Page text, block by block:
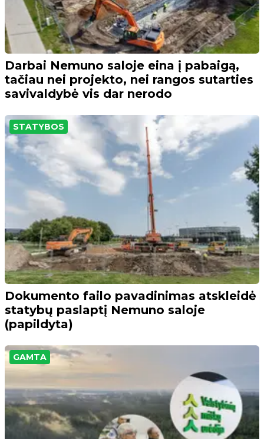
Darbai Nemuno saloje eina į pabaigą,
tačiau nei projekto, nei rangos sutarties
savivaldybė vis dar nerodo
STATYBOS
Dokumento failo pavadinimas atskleidė
statybų paslaptį Nemuno saloje
(papildyta)
GAMTA